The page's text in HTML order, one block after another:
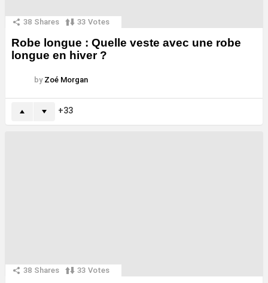
38 Shares 33 Votes
Robe longue : Quelle veste avec une robe
longue en hiver ?
by Zoé Morgan
33
38 Shares 33 Votes